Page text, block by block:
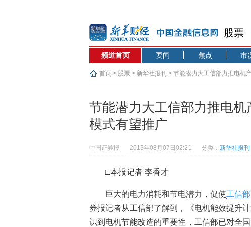
股票
频道首页 要闻 焦点 市
首页 > 股票 > 新华社报刊 > 节能潜力大工信部力推电机
节能潜力大工信部力推电
模式有望推广
中国证券报 2013年08月07日02:21 分类： 新华社报刊
□本报记者 李香才
巨大的电力消耗和节电潜力，促使工信部
券报记者从工信部了解到，《电机能效提升
识到电机节能改造的重要性，工信部已对全